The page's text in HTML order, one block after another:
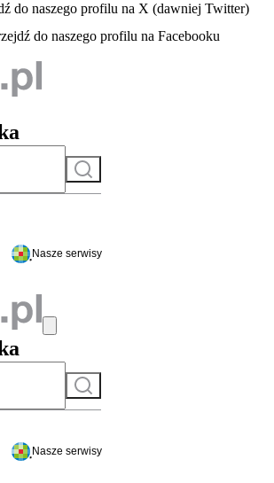
w nowej karcie
do naszego profilu na X (dawniej Twitter)
- otwiera się w nowej karcie
do naszego profilu na Facebooku
Szukaj
do serwisu
Nasze serwisy
Szukaj
Nasze serwisy